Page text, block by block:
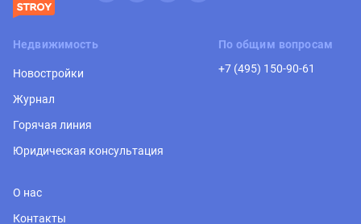
Недвижимость
Новостройки
Журнал
Горячая линия
Юридическая консультация
По общим вопросам
+7 (495) 150-90-61
О нас
Контакты